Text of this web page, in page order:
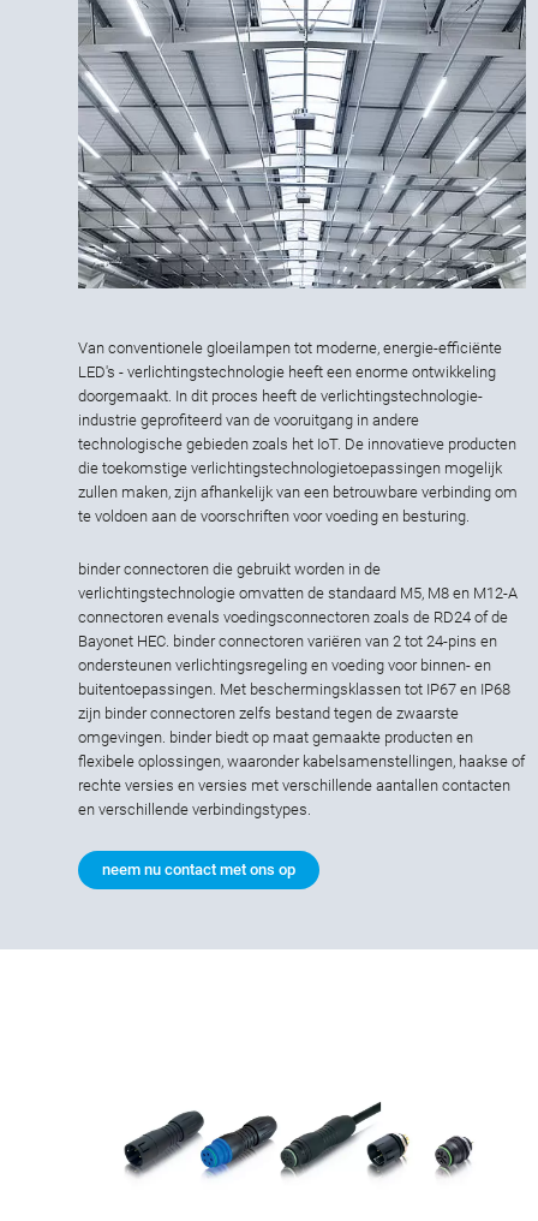
Van conventionele gloeilampen tot moderne, energie-efficiënte
LED's - verlichtingstechnologie heeft een enorme ontwikkeling
doorgemaakt. In dit proces heeft de verlichtingstechnologie-
industrie geprofiteerd van de vooruitgang in andere
technologische gebieden zoals het IoT. De innovatieve producten
die toekomstige verlichtingstechnologietoepassingen mogelijk
zullen maken, zijn afhankelijk van een betrouwbare verbinding om
te voldoen aan de voorschriften voor voeding en besturing.
binder connectoren die gebruikt worden in de
verlichtingstechnologie omvatten de standaard M5, M8 en M12-A
connectoren evenals voedingsconnectoren zoals de RD24 of de
Bayonet HEC. binder connectoren variëren van 2 tot 24-pins en
ondersteunen verlichtingsregeling en voeding voor binnen- en
buitentoepassingen. Met beschermingsklassen tot IP67 en IP68
zijn binder connectoren zelfs bestand tegen de zwaarste
omgevingen. binder biedt op maat gemaakte producten en
flexibele oplossingen, waaronder kabelsamenstellingen, haakse of
rechte versies en versies met verschillende aantallen contacten
en verschillende verbindingstypes.
neem nu contact met ons op